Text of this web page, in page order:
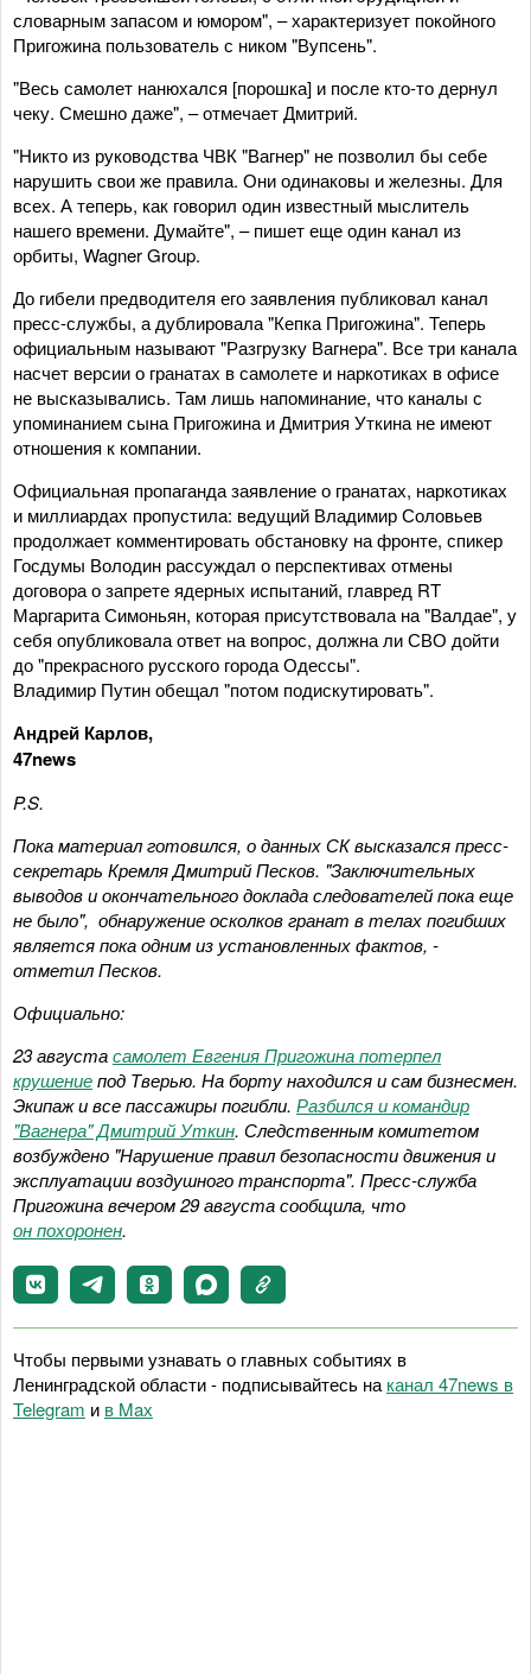
словарным запасом и юмором", – характеризует покойного
Пригожина пользователь с ником "Вупсень".
"Весь самолет нанюхался [порошка] и после кто-то дернул
чеку. Смешно даже", – отмечает Дмитрий.
"Никто из руководства ЧВК "Вагнер" не позволил бы себе
нарушить свои же правила. Они одинаковы и железны. Для
всех. А теперь, как говорил один известный мыслитель
нашего времени. Думайте", – пишет еще один канал из
орбиты, Wagner Group.
До гибели предводителя его заявления публиковал канал
пресс-службы, а дублировала "Кепка Пригожина". Теперь
официальным называют "Разгрузку Вагнера". Все три канала
насчет версии о гранатах в самолете и наркотиках в офисе
не высказывались. Там лишь напоминание, что каналы с
упоминанием сына Пригожина и Дмитрия Уткина не имеют
отношения к компании.
Официальная пропаганда заявление о гранатах, наркотиках
и миллиардах пропустила: ведущий Владимир Соловьев
продолжает комментировать обстановку на фронте, спикер
Госдумы Володин рассуждал о перспективах отмены
договора о запрете ядерных испытаний, главред RT
Маргарита Симоньян, которая присутствовала на "Валдае", у
себя опубликовала ответ на вопрос, должна ли СВО дойти
до "прекрасного русского города Одессы".
Владимир Путин обещал "потом подискутировать".
Андрей Карлов,
47news
P.S.
Пока материал готовился, о данных СК высказался пресс-
секретарь Кремля Дмитрий Песков. "Заключительных
выводов и окончательного доклада следователей пока еще
не было", обнаружение осколков гранат в телах погибших
является пока одним из установленных фактов, -
отметил Песков.
Официально:
23 августасамолет Евгения Пригожина потерпел
крушениепод Тверью. На борту находился и сам бизнесмен.
Экипаж и все пассажиры погибли. Разбился и командир
"Вагнера" Дмитрий Уткин. Следственным комитетом
возбуждено "Нарушение правил безопасности движения и
эксплуатации воздушного транспорта". Пресс-служба
Пригожина вечером 29 августа сообщила, что
он похоронен.
Чтобы первыми узнавать о главных событиях в
Ленинградской области - подписывайтесь на канал 47news в
Telegram и в Maх